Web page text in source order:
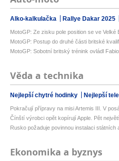
Alko-kalkulačka Rallye Dakar 2025
MotoGP: Ze zisku pole position se ve Velké
MotoGP: Postup do druhé části britské
MotoGP: Sobotní britský trénink ovládl
Věda a technika
Nejlepší chytré hodinky Nejlepší
Pokračují přípravy na misi Artemis III. V
Čínští výrobci opět kopírují Apple. Pět
Rusko požaduje povinnou instalaci státních
Ekonomika a byznys